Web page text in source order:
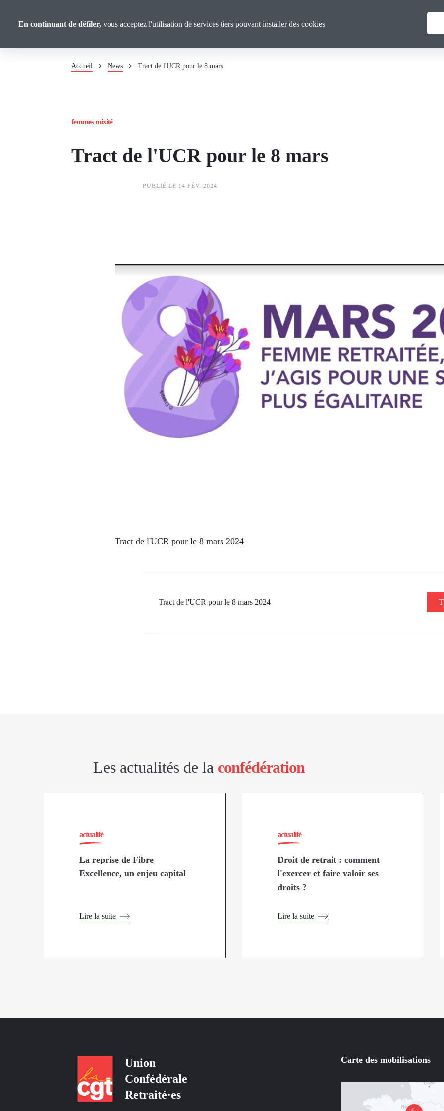
Confédérale
principal
Qui sommes nous ?
Accueil News Tract de l'UCR pour le 8 mars
femmes mixité
Tract de l'UCR pour le 8 mars
PUBLIÉ LE 14 FÉV. 2024
Tract de l'UCR pour le 8 mars 2024
Tract de l'UCR pour le 8 mars 2024
Les actualités de la confédération
actualité
La reprise de Fibre
Excellence, un enjeu capital
Lire la suite
actualité
Droit de retrait : comment
l'exercer et faire valoir ses
droits ?
Lire la suite
Union
Confédérale
Retraité·es
Carte des mobilisations
En continuant de défiler, vous acceptez l'utilisation de services tiers pouvant installer des cookies